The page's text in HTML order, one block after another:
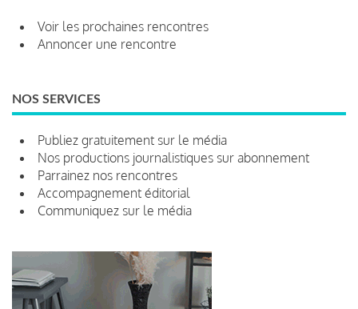
Voir les prochaines rencontres
Annoncer une rencontre
NOS SERVICES
Publiez gratuitement sur le média
Nos productions journalistiques sur abonnement
Parrainez nos rencontres
Accompagnement éditorial
Communiquez sur le média